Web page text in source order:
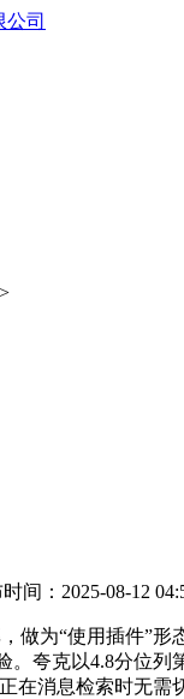
>
间：2025-08-12
为“使用插件”形
。夸克以4.8分位
在消息检索时无